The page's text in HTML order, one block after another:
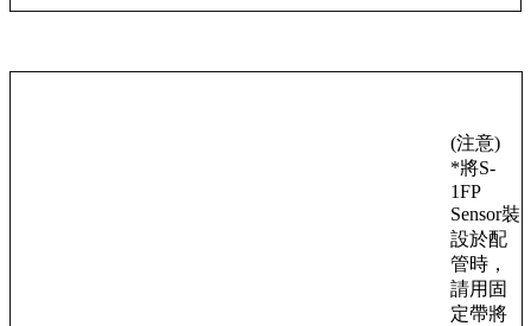
(注意)
*將S-
1FP
Sensor裝
設於配
管時，
請用固
定帶將